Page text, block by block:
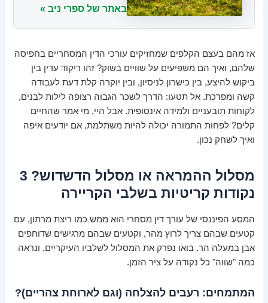
באתר של ספרי ניב »
אז מהם בעצם הקלפים שמחזיקים עורכי הדין המסחריים בחפיסה
שלהם, ואיך הם משפיעים על שוויים בשוק? זהו ריקוד עדין בין
ביקוש להיצע, בין כישרון לניסיון, ובין יוקרה קלת דעת לעבודה
קשה ומפרכת. אל תטעו: הדרך לשכר הגבוה רצופה לילות לבנים,
לקוחות תובעניים ולמידה אינסופית. אבל היי, מי אמר שהחיים
קלים? לפחות התמורה יכולה להיות משתלמת, אם יודעים איפה
ואיך לשחק נכון.
מסלול ההמראה או מסלול הדשדוש? 3
נקודות קריטיות בשלבי הקריירה
המסע הפיננסי של עורך דין מסחרי הוא ממש כמו ריצת מרתון, עם
קטעים שבהם צריך לרוץ מהר, וקטעים שבהם מרגישים שדוחפים
אבן במעלה הר. בואו נפרק את המסלול לשלביו העיקריים, ונראה
כמה "שווה" כל נקודה על ציר הזמן.
המתמחים: רעבים להצלחה (וגם לארוחת צהריים)?